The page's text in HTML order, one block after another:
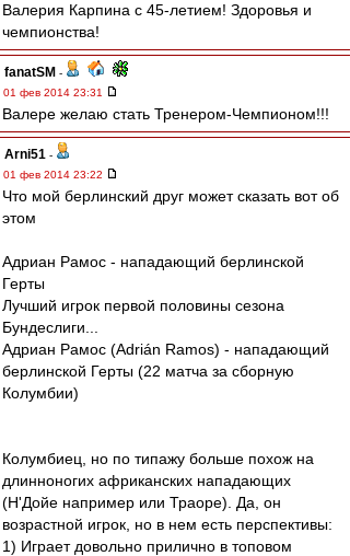
Валерия Карпина с 45-летием! Здоровья и
чемпионства!
fanatSM -
01 фев 2014 23:31
Валере желаю стать Тренером-Чемпионом!!!
Arni51 -
01 фев 2014 23:22
Что мой берлинский друг может сказать вот об
этом
Адриан Рамос - нападающий берлинской
Герты
Лучший игрок первой половины сезона
Бундеслиги...
Адриан Рамос (Adrián Ramos) - нападающий
берлинской Герты (22 матча за сборную
Колумбии)
Колумбиец, но по типажу больше похож на
длинноногих африканских нападающих
(Н'Дойе например или Траоре). Да, он
возрастной игрок, но в нем есть перспективы:
1) Играет довольно прилично в топовом